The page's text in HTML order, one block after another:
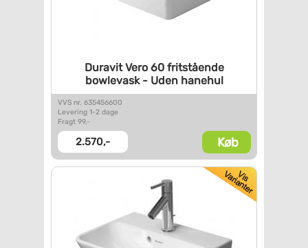
Duravit Vero 60 fritstående
bowlevask - Uden hanehul
VVS nr. 635456600
Levering 1-2 dage
Fragt 99,-
2.570,- Køb